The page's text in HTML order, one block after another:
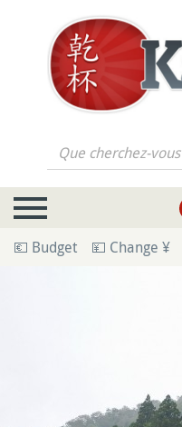
Que cherchez-
💶 Budget 💴 Change ¥